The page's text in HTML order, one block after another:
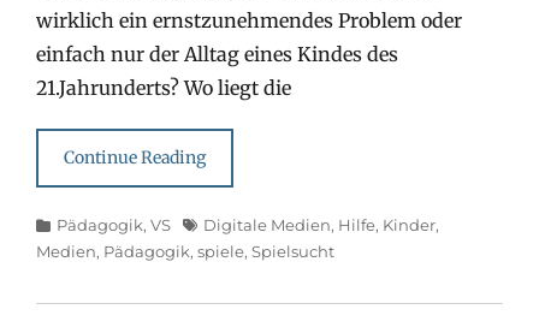
wirklich ein ernstzunehmendes Problem oder
einfach nur der Alltag eines Kindes des
21.Jahrunderts? Wo liegt die
Continue Reading
Categories
Pädagogik, VS TagsDigitale Medien, Hilfe, Kinder,
Medien, Pädagogik, spiele, Spielsucht